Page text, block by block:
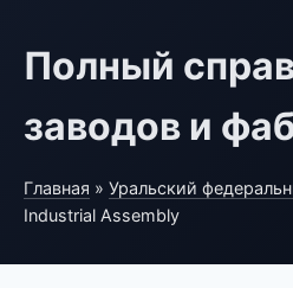
Полный
заводов и
Главная » Уральский
Industrial Assembly